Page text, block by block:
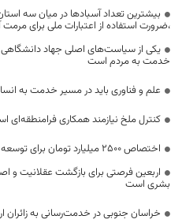
بیشترین تعداد آسبادها در میان سه
،ضرورت استفاده از اعتبارات ملی برای مرمت
یکی از سیاست‌های اصلی جهاد
خدمت به مردم است
علم و فناوری باید در مسیر خدمت به
کنترل ملخ نیازمند همکاری فرامنطقه‌ای
اختصاص 2500 میلیارد تومان برای توسعه راه‌های دوبانده خراسان جنوبی
اربعین فرصتی برای بازگشت عقلانیت
بشری است
خراسان جنوبی در خدمت‌رسانی به